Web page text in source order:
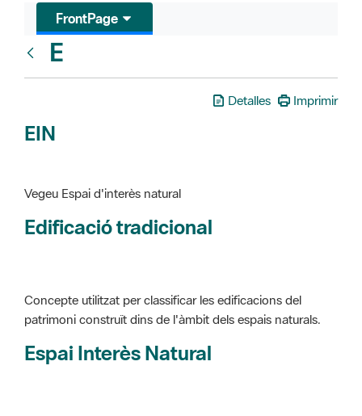
FrontPage
E
Detalles Imprimir
EIN
Vegeu Espai d'interès natural
Edificació tradicional
Concepte utilitzat per classificar les edificacions del
patrimoni construït dins de l'àmbit dels espais naturals.
Espai Interès Natural